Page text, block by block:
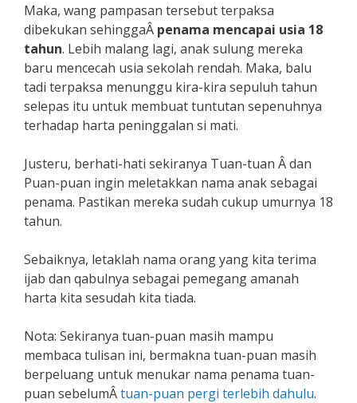
Maka, wang pampasan tersebut terpaksa
dibekukan sehinggaÂ penama mencapai usia 18
tahun. Lebih malang lagi, anak sulung mereka
baru mencecah usia sekolah rendah. Maka, balu
tadi terpaksa menunggu kira-kira sepuluh tahun
selepas itu untuk membuat tuntutan sepenuhnya
terhadap harta peninggalan si mati.
Justeru, berhati-hati sekiranya Tuan-tuan Â dan
Puan-puan ingin meletakkan nama anak sebagai
penama. Pastikan mereka sudah cukup umurnya 18
tahun.
Sebaiknya, letaklah nama orang yang kita terima
ijab dan qabulnya sebagai pemegang amanah
harta kita sesudah kita tiada.
Nota: Sekiranya tuan-puan masih mampu
membaca tulisan ini, bermakna tuan-puan masih
berpeluang untuk menukar nama penama tuan-
puan sebelumÂtuan-puan pergi terlebih dahulu.